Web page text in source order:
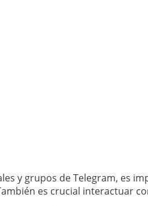
y grupos de Telegram, es
es crucial interactuar